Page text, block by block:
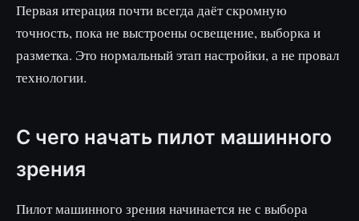
Первая итерация почти всегда даёт скромную
точность, пока не выстроены освещение, выборка и
разметка. Это нормальный этап настройки, а не провал
технологии.
С чего начать пилот машинного
зрения
Пилот машинного зрения начинается не с выбора